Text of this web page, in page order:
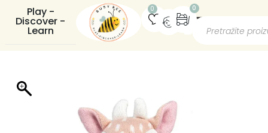
Play -
Discover -
Learn
0 0